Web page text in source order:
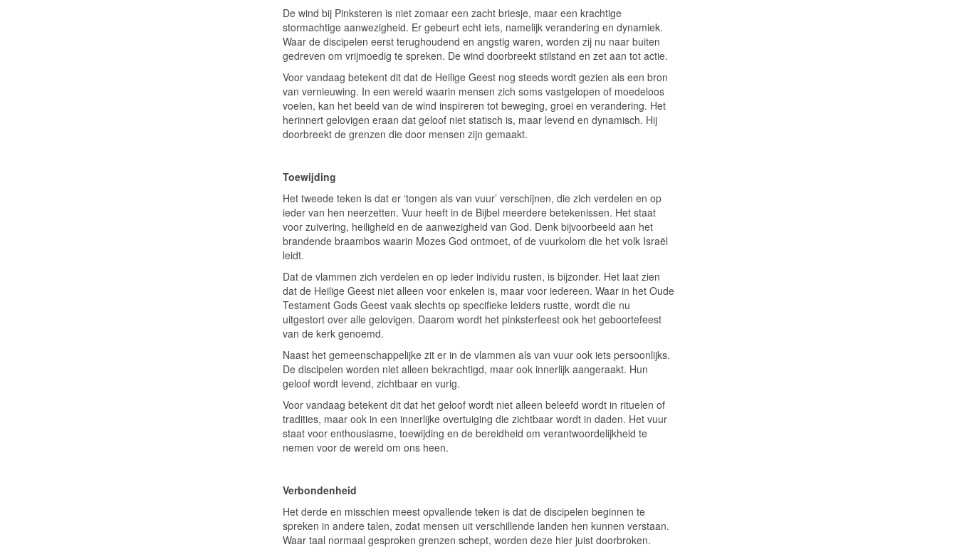
De wind bij Pinksteren is niet zomaar een zacht briesje, maar een krachtige
stormachtige aanwezigheid. Er gebeurt echt iets, namelijk verandering en dynamiek.
Waar de discipelen eerst terughoudend en angstig waren, worden zij nu naar buiten
gedreven om vrijmoedig te spreken. De wind doorbreekt stilstand en zet aan tot actie.
Voor vandaag betekent dit dat de Heilige Geest nog steeds wordt gezien als een bron
van vernieuwing. In een wereld waarin mensen zich soms vastgelopen of moedeloos
voelen, kan het beeld van de wind inspireren tot beweging, groei en verandering. Het
herinnert gelovigen eraan dat geloof niet statisch is, maar levend en dynamisch. Hij
doorbreekt de grenzen die door mensen zijn gemaakt.
Toewijding
Het tweede teken is dat er ‘tongen als van vuur’ verschijnen, die zich verdelen en op
ieder van hen neerzetten. Vuur heeft in de Bijbel meerdere betekenissen. Het staat
voor zuivering, heiligheid en de aanwezigheid van God. Denk bijvoorbeeld aan het
brandende braambos waarin Mozes God ontmoet, of de vuurkolom die het volk Israël
leidt.
Dat de vlammen zich verdelen en op ieder individu rusten, is bijzonder. Het laat zien
dat de Heilige Geest niet alleen voor enkelen is, maar voor iedereen. Waar in het Oude
Testament Gods Geest vaak slechts op specifieke leiders rustte, wordt die nu
uitgestort over alle gelovigen. Daarom wordt het pinksterfeest ook het geboortefeest
van de kerk genoemd.
Naast het gemeenschappelijke zit er in de vlammen als van vuur ook iets persoonlijks.
De discipelen worden niet alleen bekrachtigd, maar ook innerlijk aangeraakt. Hun
geloof wordt levend, zichtbaar en vurig.
Voor vandaag betekent dit dat het geloof wordt niet alleen beleefd wordt in rituelen of
tradities, maar ook in een innerlijke overtuiging die zichtbaar wordt in daden. Het vuur
staat voor enthousiasme, toewijding en de bereidheid om verantwoordelijkheid te
nemen voor de wereld om ons heen.
Verbondenheid
Het derde en misschien meest opvallende teken is dat de discipelen beginnen te
spreken in andere talen, zodat mensen uit verschillende landen hen kunnen verstaan.
Waar taal normaal gesproken grenzen schept, worden deze hier juist doorbroken.